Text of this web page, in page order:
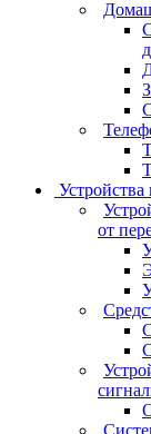
Устройства
от